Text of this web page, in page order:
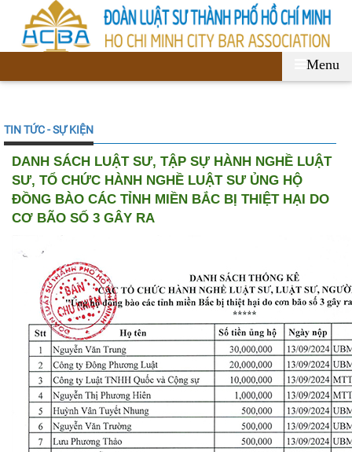
Menu
TIN TỨC - SỰ KIỆN
DANH SÁCH LUẬT SƯ, TẬP SỰ HÀNH NGHỀ LUẬT
SƯ, TỔ CHỨC HÀNH NGHỀ LUẬT SƯ ỦNG HỘ
ĐỒNG BÀO CÁC TỈNH MIỀN BẮC BỊ THIỆT HẠI DO
CƠ BÃO SỐ 3 GÂY RA